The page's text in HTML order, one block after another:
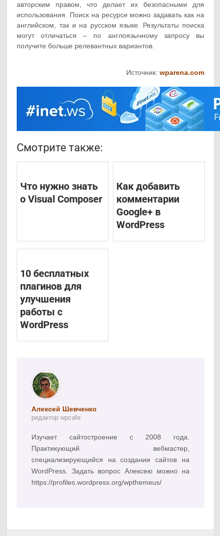
авторским правом, что делает их безопасными для
использования. Поиск на ресурсе можно задавать как на
английском, так и на русском языке. Результаты поиска
могут отличаться – по англоязычному запросу вы
получите больше релевантных вариантов.
Источник: wparena.com
Смотрите также:
Что нужно знать
о Visual Composer
Как добавить
комментарии
Google+ в
WordPress
10 бесплатных
плагинов для
улучшения
работы с
WordPress
Алексей Шевченко
редактор wpcafe
Изучает сайтостроение с 2008 года.
Практикующий вебмастер,
специализирующийся на создании сайтов на
WordPress. Задать вопрос Алексею можно на
https://profiles.wordpress.org/wpthemeus/